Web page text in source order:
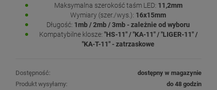
Maksymalna szerokość taśm LED: 11,2mm
Wymiary (szer./wys.): 16x15mm
Długość: 1mb / 2mb / 3mb - zależnie od wyboru
Kompatybilne klosze: "HS-11" / "KA-11" / "LIGER-11" /
"KA-T-11" - zatrzaskowe
Dostępność:
dostępny w magazynie
Produkt wysyłamy:
do 48 godzin